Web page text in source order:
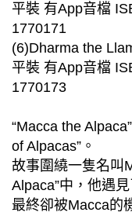
平裝 有App音檔
1770171
(6)Dharma the
平裝 有App音檔
1770173
“Macca the
of Alpacas”。
故事圍繞一隻名叫
Alpaca”中，他遇
最終卻被Macca的